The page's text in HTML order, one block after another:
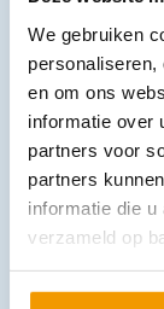
We gebruiken
en om ons
informatie over
partners voor
partners
informatie die
verzameld op
Inhoud STERIEL
€17,66 incl. btw
16.2 excl. btw